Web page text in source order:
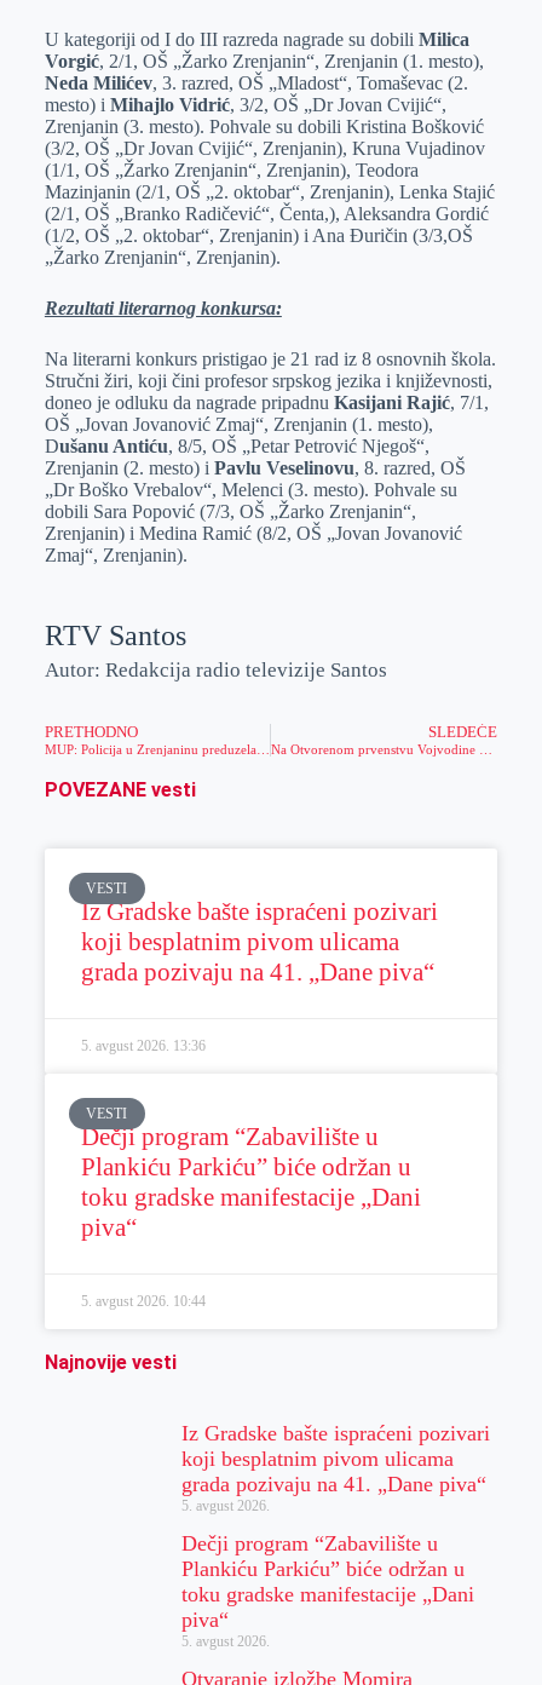
U kategoriji od I do III razreda nagrade su dobili Milica
Vorgić, 2/1, OŠ „Žarko Zrenjanin“, Zrenjanin (1. mesto),
Neda Milićev, 3. razred, OŠ „Mladost“, Tomaševac (2.
mesto) i Mihajlo Vidrić, 3/2, OŠ „Dr Jovan Cvijić“,
Zrenjanin (3. mesto). Pohvale su dobili Kristina Bošković
(3/2, OŠ „Dr Jovan Cvijić“, Zrenjanin), Kruna Vujadinov
(1/1, OŠ „Žarko Zrenjanin“, Zrenjanin), Teodora
Mazinjanin (2/1, OŠ „2. oktobar“, Zrenjanin), Lenka Stajić
(2/1, OŠ „Branko Radičević“, Čenta,), Aleksandra Gordić
(1/2, OŠ „2. oktobar“, Zrenjanin) i Ana Đuričin (3/3,OŠ
„Žarko Zrenjanin“, Zrenjanin).
Rezultati literarnog konkursa:
Na literarni konkurs pristigao je 21 rad iz 8 osnovnih škola.
Stručni žiri, koji čini profesor srpskog jezika i književnosti,
doneo je odluku da nagrade pripadnu Kasijani Rajić, 7/1,
OŠ „Jovan Jovanović Zmaj“, Zrenjanin (1. mesto),
Dušanu Antiću, 8/5, OŠ „Petar Petrović Nјegoš“,
Zrenjanin (2. mesto) i Pavlu Veselinovu, 8. razred, OŠ
„Dr Boško Vrebalov“, Melenci (3. mesto). Pohvale su
dobili Sara Popović (7/3, OŠ „Žarko Zrenjanin“,
Zrenjanin) i Medina Ramić (8/2, OŠ „Jovan Jovanović
Zmaj“, Zrenjanin).
RTV Santos
Autor: Redakcija radio televizije Santos
PRETHODNO
MUP: Policija u Zrenjaninu preduzela sve mere u potrazi za nestalim mladićem
SLEDEĆE
POVEZANE vesti
VESTI
Iz Gradske bašte ispraćeni pozivari
koji besplatnim pivom ulicama
grada pozivaju na 41. „Dane piva“
5. avgust 2026. 13:36
VESTI
Dečji program “Zabavilište u
Plankiću Parkiću” biće održan u
toku gradske manifestacije „Dani
piva“
5. avgust 2026. 10:44
Najnovije vesti
Iz Gradske bašte ispraćeni pozivari
koji besplatnim pivom ulicama
grada pozivaju na 41. „Dane piva“
5. avgust 2026.
Dečji program “Zabavilište u
Plankiću Parkiću” biće održan u
toku gradske manifestacije „Dani
piva“
5. avgust 2026.
Otvaranje izložbe Momira